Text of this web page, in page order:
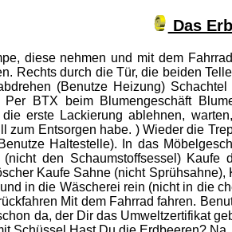
Das
diese nehmen und mit dem
Rechts durch die Tür, die beiden
(Benutze Heizung)
BTX beim Blumengeschäft
erste Lackierung ablehnen,
zum Entsorgen habe. ) Wieder die
Haltestelle). In das
den Schaumstoffsessel)
Kaufe Sahne (nicht
in die Wäscherei rein (nicht in die
Mit dem Fahrrad fahren.
da, der Dir das Umweltzertifikat